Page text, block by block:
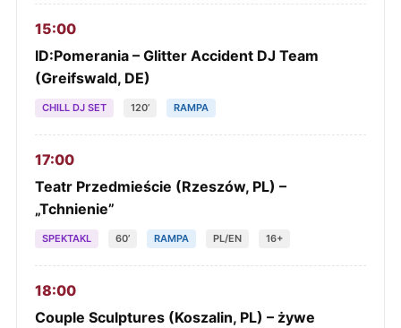
15:00
ID:Pomerania – Glitter Accident DJ Team
(Greifswald, DE)
CHILL DJ SET 120’ RAMPA
17:00
Teatr Przedmieście (Rzeszów, PL) –
„Tchnienie”
SPEKTAKL 60’ RAMPA PL/EN 16+
18:00
Couple Sculptures (Koszalin, PL) – żywe